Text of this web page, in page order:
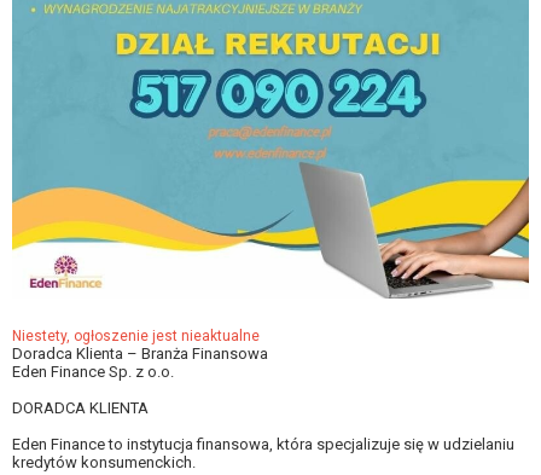
Niestety, ogłoszenie jest nieaktualne
Doradca Klienta – Branża Finansowa
Eden Finance Sp. z o.o.
DORADCA KLIENTA
Eden Finance to instytucja finansowa, która specjalizuje się w udzielaniu
kredytów konsumenckich.